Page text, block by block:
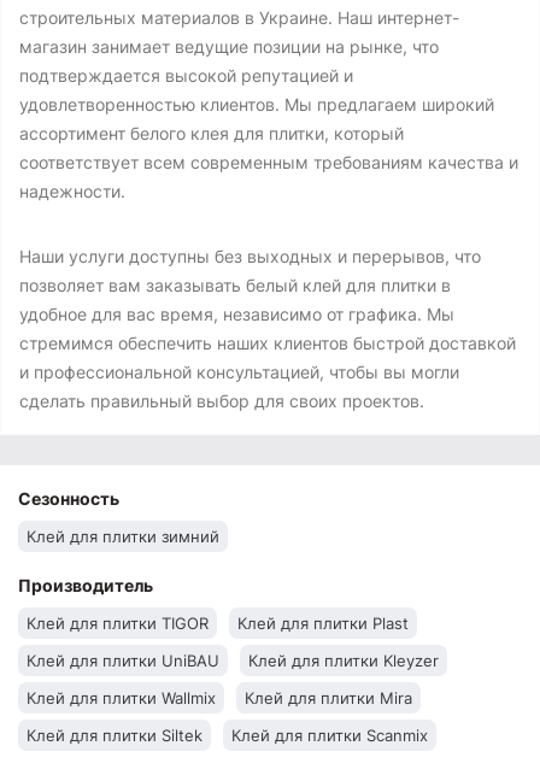
строительных материалов в Украине. Наш интернет-
магазин занимает ведущие позиции на рынке, что
подтверждается высокой репутацией и
удовлетворенностью клиентов. Мы предлагаем широкий
ассортимент белого клея для плитки, который
соответствует всем современным требованиям качества и
надежности.
Наши услуги доступны без выходных и перерывов, что
позволяет вам заказывать белый клей для плитки в
удобное для вас время, независимо от графика. Мы
стремимся обеспечить наших клиентов быстрой доставкой
и профессиональной консультацией, чтобы вы могли
сделать правильный выбор для своих проектов.
Сезонность
Клей для плитки зимний
Производитель
Клей для плитки TIGOR
Клей для плитки Plast
Клей для плитки UniBAU
Клей для плитки Kleyzer
Клей для плитки Wallmix
Клей для плитки Mira
Клей для плитки Siltek
Клей для плитки Scanmix